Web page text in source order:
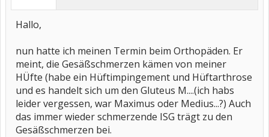
Hallo,
nun hatte ich meinen Termin beim Orthopäden. Er
meint, die Gesäßschmerzen kämen von meiner
HÜfte (habe ein Hüftimpingement und Hüftarthrose
und es handelt sich um den Gluteus M....(ich habs
leider vergessen, war Maximus oder Medius...?) Auch
das immer wieder schmerzende ISG trägt zu den
Gesäßschmerzen bei.